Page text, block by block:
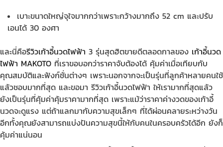
เบาะขนาดใหญ่จุใจมากกว่าเพราะกว้างมากถึง 52 cm และปรับ
เอนได้ 30 องศา
และนี่คือรีวิวเก้าอี้นวดไฟฟ้า 3 รุ่นสุดฮิตขายดีตลอดกาลของ เก้าอี้นวด
ไฟฟ้า MAKOTO ที่เราขอบอกว่าราคาจับต้องได้ คุ้มค่าเมื่อเทียบกับ
คุณสมบัติและฟังก์ชั่นต่างๆ เพราะนอกจากจะเป็นรุ่นที่ลูกค้าหลายคนใช้
แล้วชอบมากที่สุด และขอมา รีวิวเก้าอี้นวดไฟฟ้า ให้เรามากที่สุดแล้ว
ยังเป็นรุ่นที่คุ้มค่าคุ้มราคามากที่สุด เพราะแม้ว่าราคาค่างวดของเก้าอี้
นวดจะดูแรง แต่ถ้าแลกมากับความสุขเล็กๆ ที่ได้ผ่อนคลายระหว่างวัน
อีกทั้งคุณยังสามารถแบ่งปันความสุขนี้ให้กับคนในครอบครัวได้อีก ยังก็
คุ้มค่าแน่นอน